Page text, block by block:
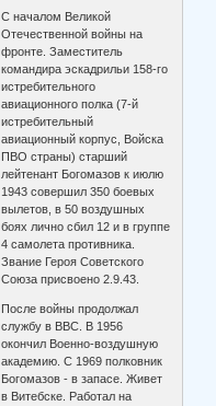
С началом Великой
Отечественной войны на
фронте. Заместитель
командира эскадрильи 158-го
истребительного
авиационного полка (7-й
истребительный
авиационный корпус, Войска
ПВО страны) старший
лейтенант Богомазов к июлю
1943 совершил 350 боевых
вылетов, в 50 воздушных
боях лично сбил 12 и в группе
4 самолета противника.
Звание Героя Советского
Союза присвоено 2.9.43.
После войны продолжал
службу в ВВС. В 1956
окончил Военно-воздушную
академию. С 1969 полковник
Богомазов - в запасе. Живет
в Витебске. Работал на